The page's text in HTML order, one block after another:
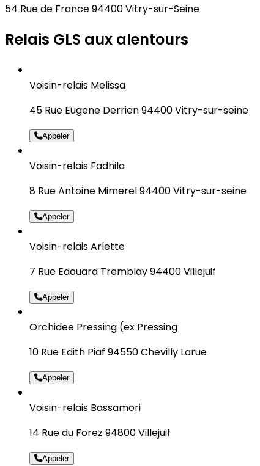
54 Rue de France 94400 Vitry-sur-Seine
Relais GLS aux alentours
Voisin-relais Melissa
45 Rue Eugene Derrien 94400 Vitry-sur-seine
Appeler
Voisin-relais Fadhila
8 Rue Antoine Mimerel 94400 Vitry-sur-seine
Appeler
Voisin-relais Arlette
7 Rue Edouard Tremblay 94400 Villejuif
Appeler
Orchidee Pressing (ex Pressing
10 Rue Edith Piaf 94550 Chevilly Larue
Appeler
Voisin-relais Bassamori
14 Rue du Forez 94800 Villejuif
Appeler